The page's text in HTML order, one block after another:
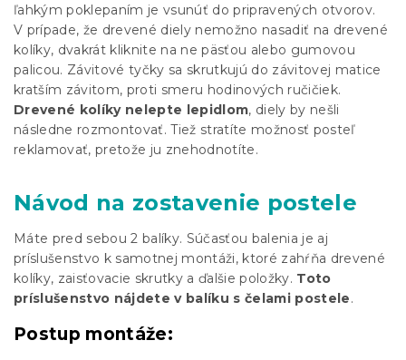
ľahkým poklepaním je vsunúť do pripravených otvorov.
V prípade, že drevené diely nemožno nasadiť na drevené
kolíky, dvakrát kliknite na ne päsťou alebo gumovou
palicou. Závitové tyčky sa skrutkujú do závitovej matice
kratším závitom, proti smeru hodinových ručičiek.
Drevené kolíky nelepte lepidlom, diely by nešli
následne rozmontovať. Tiež stratíte možnosť posteľ
reklamovať, pretože ju znehodnotíte.
Návod na zostavenie postele
Máte pred sebou 2 balíky. Súčasťou balenia je aj
príslušenstvo k samotnej montáži, ktoré zahŕňa drevené
kolíky, zaisťovacie skrutky a ďalšie položky. Toto
príslušenstvo nájdete v balíku s čelami postele.
Postup montáže: